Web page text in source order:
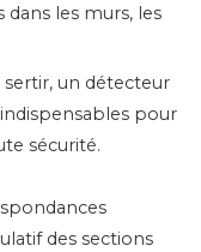
les murs, les
sertir, un détecteur
pour
sécurité.
des sections